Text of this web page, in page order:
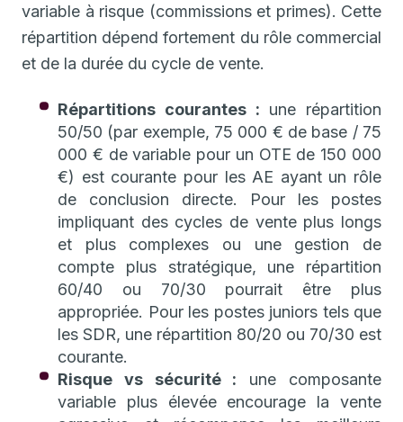
variable à risque (commissions et primes). Cette
répartition dépend fortement du rôle commercial
et de la durée du cycle de vente.
Répartitions courantes : une répartition
50/50 (par exemple, 75 000 € de base / 75
000 € de variable pour un OTE de 150 000
€) est courante pour les AE ayant un rôle
de conclusion directe. Pour les postes
impliquant des cycles de vente plus longs
et plus complexes ou une gestion de
compte plus stratégique, une répartition
60/40 ou 70/30 pourrait être plus
appropriée. Pour les postes juniors tels que
les SDR, une répartition 80/20 ou 70/30 est
courante.
Risque vs sécurité : une composante
variable plus élevée encourage la vente